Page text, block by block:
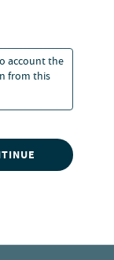
account the
from this
인 국면에
업